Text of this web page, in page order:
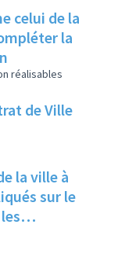
celui de la
la
réalisables
de Ville
la ville à
sur le
les